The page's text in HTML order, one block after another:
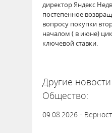
директор Яндекс
постепенное
вопросу покупки
началом ( в июне)
ключевой ставки.
Другие
Общество:
09.08.2026 -